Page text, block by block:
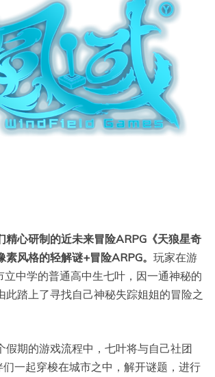
精心研制的近未来冒险ARPG《天狼星奇
风格的轻解谜+冒险ARPG。 玩家在游
立中学的普通高中生七叶，因一通神秘的
此踏上了寻找自己神秘失踪姐姐的冒险之
假期的游戏流程中，七叶将与自己社团
们一起穿梭在城市之中，解开谜题，进行